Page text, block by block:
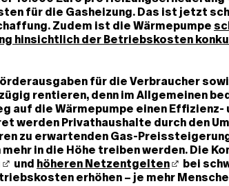
für die Gasheizung. Das ist jetzt
Zudem ist die Wärmepumpe
hinsichtlich der Betriebskosten
für die Verbraucher
rentieren, denn im Allgemeinen
auf die Wärmepumpe einen Effizienz-
werden Privathaushalte durch den
zu erwartenden Gas-
in die Höhe treiben werden. Die
und höheren Netzentgelten
bei
erhöhen – je mehr